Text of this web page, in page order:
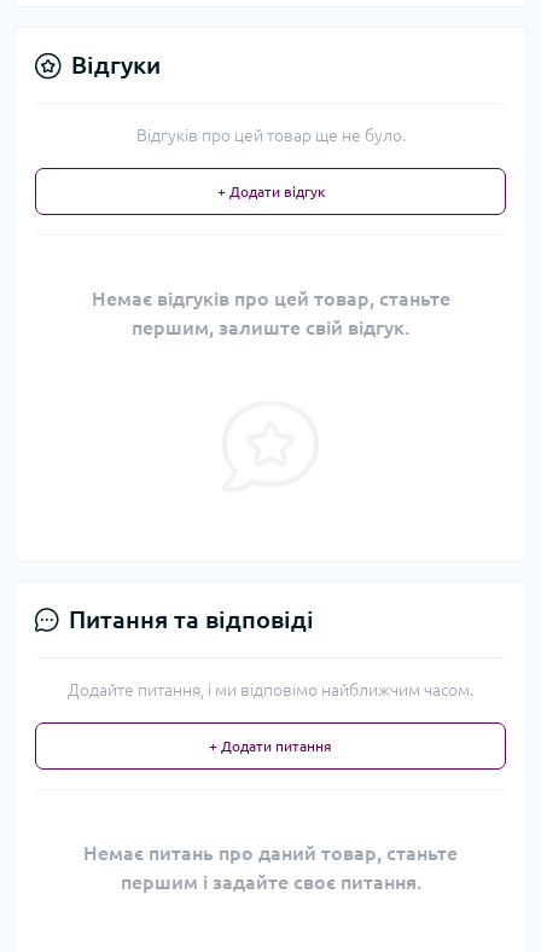
Відгуки
Відгуків про цей товар ще не було.
+ Додати відгук
Немає відгуків про цей товар, станьте
першим, залиште свій відгук.
Питання та відповіді
Додайте питання, і ми відповімо найближчим часом.
+ Додати питання
Немає питань про даний товар, станьте
першим і задайте своє питання.